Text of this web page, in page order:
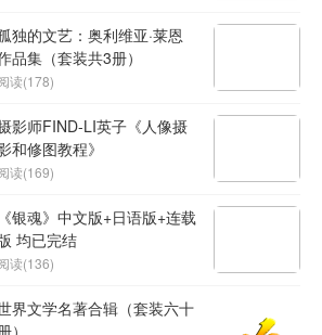
独的文艺：奥利维亚·莱恩
品集（套装共3册）
读(178)
影师FIND-LI英子《人像摄
和修图教程》
读(169)
《银魂》中文版+日语版+连载
均已完结
读(136)
界文学名著合辑（套装六十
）